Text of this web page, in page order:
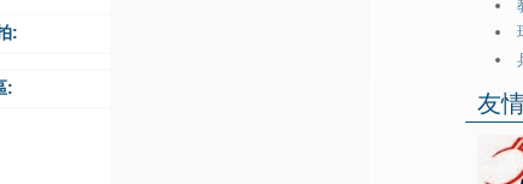
:
:
友